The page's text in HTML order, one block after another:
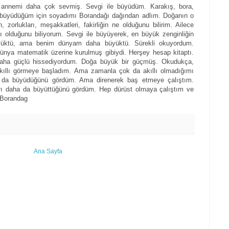
daha çok sevmiş. Sevgi ile büyüdüm. Karakış, bora,
için soyadımı Borandağı dağından adlım. Doğanın o
zorlukları, meşakkatleri, fakirliğin ne olduğunu bilirim. Ailece
olduğunu biliyorum. Sevgi ile büyüyerek, en büyük zenginliğin
ama benim dünyam daha büyüktü. Sürekli okuyordum.
matematik üzerine kurulmuş gibiydi. Herşey hesap kitaptı.
güçlü hissediyordum. Doğa büyük bir güçmüş. Okudukça,
görmeye başladım. Ama zamanla çok da akıllı olmadığımı
büyüdüğünü gördüm. Ama direnerek baş etmeye çalıştım.
daha da büyüttüğünü gördüm. Hep dürüst olmaya çalıştım ve
Ana Sayfa